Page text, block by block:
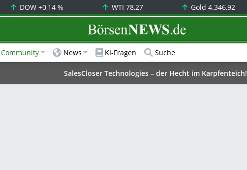
DOW+0,14 % WTI 78,27 Gold4.346,92
BörsenNEWS.de
Community News KI-Fragen Suche
SalesCloser Technologies – der Hecht im Karpfenteich!